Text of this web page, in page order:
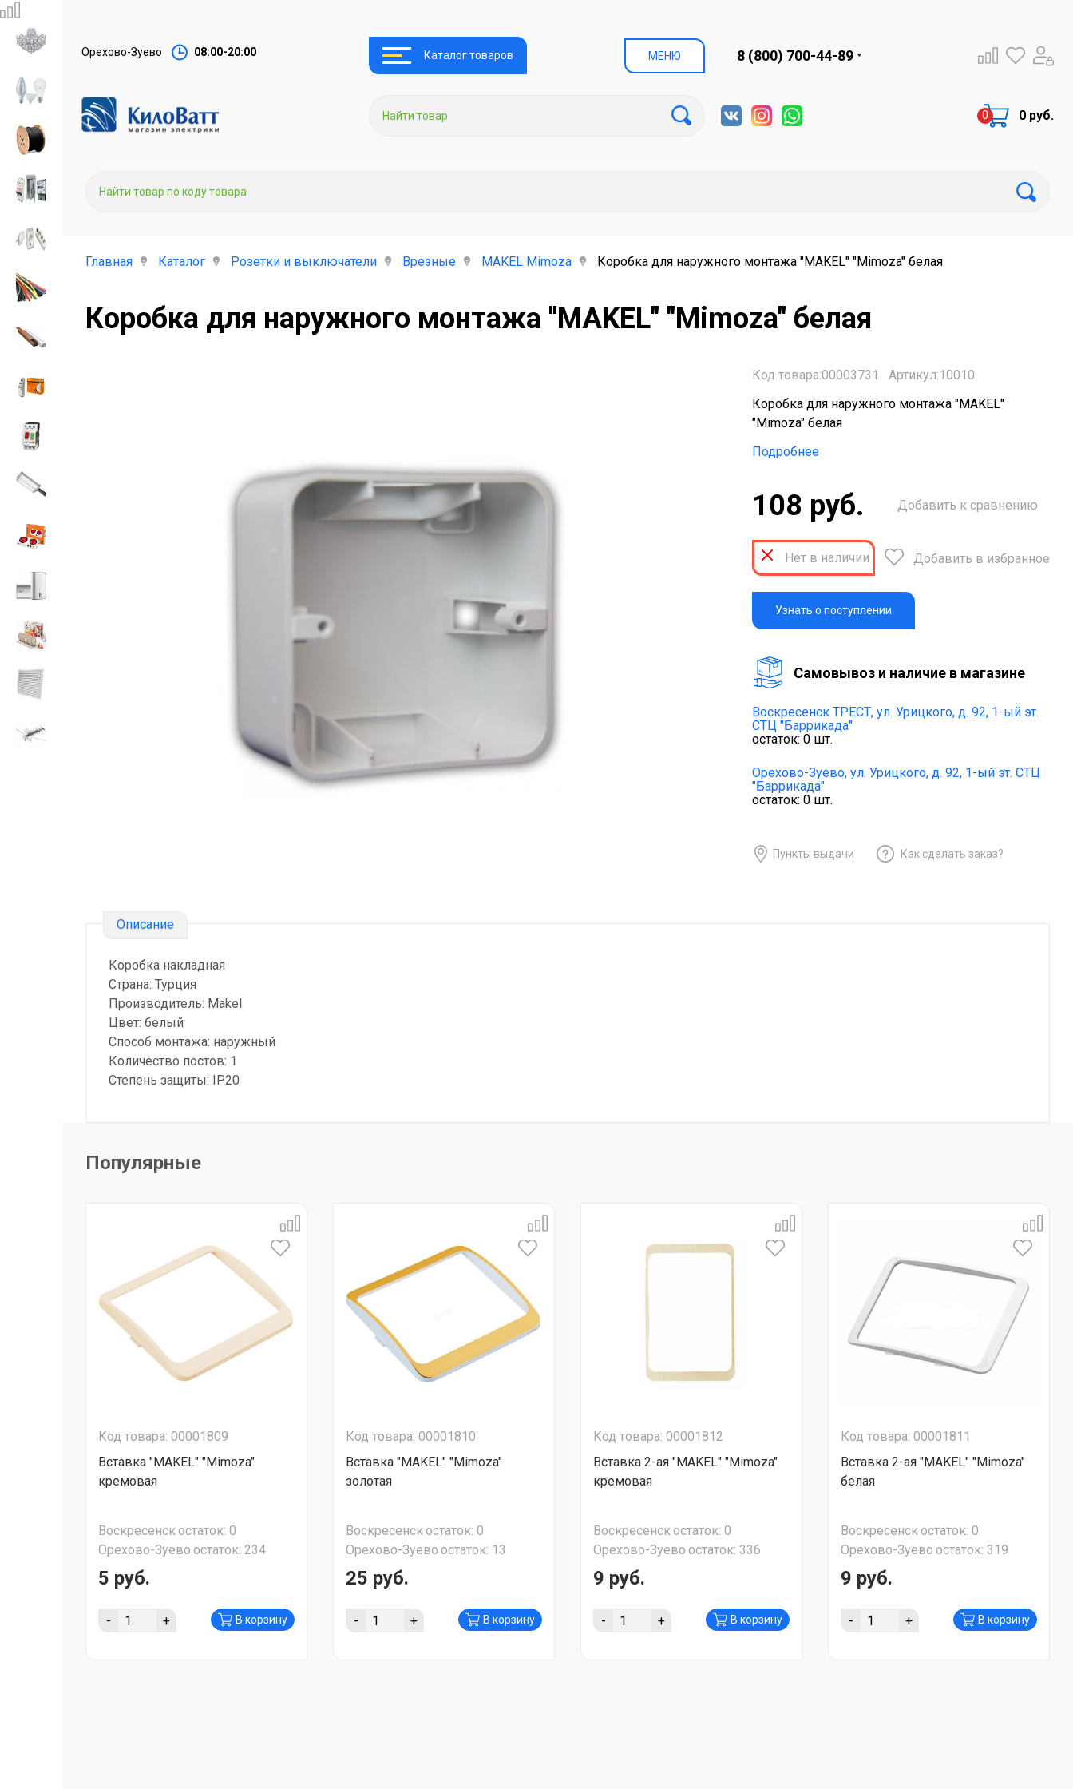
Орехово-Зуево 08:00-20:00 Каталог товаров МЕНЮ 8 (800) 700-44-89
0 руб.
Главная Каталог Розетки и выключатели Врезные MAKEL Mimoza Коробка для наружного монтажа "MAKEL" "Mimoza" белая
Коробка для наружного монтажа "MAKEL" "Mimoza" белая
Код товара:00003731
Артикул:10010
Коробка для наружного монтажа "MAKEL"
"Mimoza" белая
Подробнее
108 руб.
Нет в наличии
Добавить к сравнению
Добавить в избранное
Узнать о поступлении
Cамовывоз и наличие в магазине
Воскресенск ТРЕСТ, ул. Урицкого, д. 92, 1-ый эт.
СТЦ "Баррикада"
остаток: 0 шт.
Орехово-Зуево, ул. Урицкого, д. 92, 1-ый эт. СТЦ
"Баррикада"
остаток: 0 шт.
Пункты выдачи Как сделать заказ?
Описание
Коробка накладная
Страна: Турция
Производитель: Makel
Цвет: белый
Способ монтажа: наружный
Количество постов: 1
Степень защиты: IP20
Популярные
Код товара: 00001809
Вставка "MAKEL" "Mimoza"
кремовая
Воскресенскостаток: 0
Орехово-Зуево остаток: 234
5 руб.
- + В корзину
Код товара: 00001810
Вставка "MAKEL" "Mimoza"
золотая
Воскресенскостаток: 0
Орехово-Зуево остаток: 13
25 руб.
- + В корзину
Код товара: 00001812
Вставка 2-ая "MAKEL" "Mimoza"
кремовая
Воскресенскостаток: 0
Орехово-Зуево остаток: 336
9 руб.
- + В корзину
Код товара: 00001811
Вставка 2-ая "MAKEL" "Mimoza"
белая
Воскресенскостаток: 0
Орехово-Зуево остаток: 319
9 руб.
- + В корзину